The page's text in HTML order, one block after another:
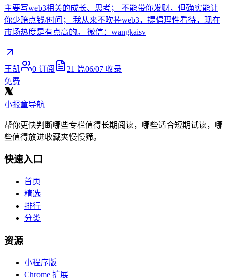
主要写web3相关的成长、思考； 不能带你发财，但确实能让
你少赔点钱/时间； 我从来不吹捧web3，提倡理性看待，现在
市场热度是有点高的。 微信：wangkaisv
王凯 0 订阅 21 篇06/07 收录
免费
小报童导航
帮你更快判断哪些专栏值得长期阅读，哪些适合短期试读，哪
些值得放进收藏夹慢慢筛。
快速入口
首页
精选
排行
分类
资源
小程序版
Chrome 扩展